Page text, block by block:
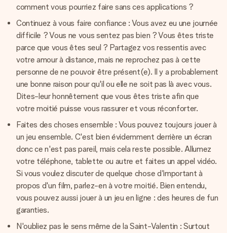
comment vous pourriez faire sans ces applications ?
Continuez à vous faire confiance : Vous avez eu une journée
difficile ? Vous ne vous sentez pas bien ? Vous êtes triste
parce que vous êtes seul ? Partagez vos ressentis avec
votre amour à distance, mais ne reprochez pas à cette
personne de ne pouvoir être présent(e). Il y a probablement
une bonne raison pour qu'il ou elle ne soit pas là avec vous.
Dites-leur honnêtement que vous êtes triste afin que
votre moitié puisse vous rassurer et vous réconforter.
Faites des choses ensemble : Vous pouvez toujours jouer à
un jeu ensemble. C'est bien évidemment derrière un écran
donc ce n'est pas pareil, mais cela reste possible. Allumez
votre téléphone, tablette ou autre et faites un appel vidéo.
Si vous voulez discuter de quelque chose d'important à
propos d'un film, parlez-en à votre moitié. Bien entendu,
vous pouvez aussi jouer à un jeu en ligne : des heures de fun
garanties.
N'oubliez pas le sens même de la Saint-Valentin : Surtout